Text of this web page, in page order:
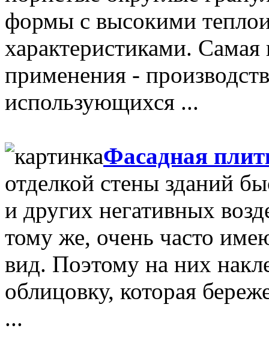
формы с высокими
характеристиками.
применения -
использующихся ...
Фасадная
отделкой стены зданий
и других негативных
тому же, очень часто
вид. Поэтому на них
облицовку, которая
...